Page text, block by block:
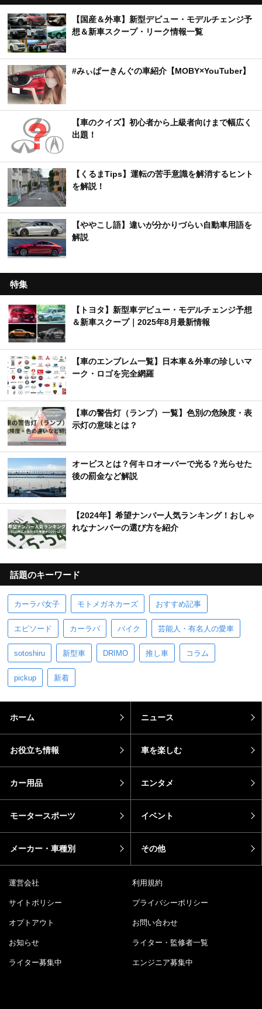
【国産＆外車】新型デビュー・モデルチェンジ予
想＆新車スクープ・リーク情報一覧
#みぃぱーきんぐの車紹介【MOBY×YouTuber】
【車のクイズ】初心者から上級者向けまで幅広く
出題！
【くるまTips】運転の苦手意識を解消するヒント
を解説！
【ややこし語】違いが分かりづらい自動車用語を
解説
特集
【トヨタ】新型車デビュー・モデルチェンジ予想
＆新車スクープ｜2025年8月最新情報
【車のエンブレム一覧】日本車＆外車の珍しいマ
ーク・ロゴを完全網羅
【車の警告灯（ランプ）一覧】色別の危険度・表
示灯の意味とは？
オービスとは？何キロオーバーで光る？光らせた
後の罰金など解説
【2024年】希望ナンバー人気ランキング！おしゃ
れなナンバーの選び方を紹介
話題のキーワード
カーラバ女子 モトメガネカーズ おすすめ記事
エピソード カーラバ バイク 芸能人・有名人の愛車
sotoshiru 新型車 DRIMO 推し車 コラム
pickup 新着
ホーム ニュース
お役立ち情報 車を楽しむ
カー用品 エンタメ
モータースポーツ イベント
メーカー・車種別 その他
運営会社 利用規約
サイトポリシー プライバシーポリシー
オプトアウト お問い合わせ
お知らせ ライター・監修者一覧
ライター募集中 エンジニア募集中